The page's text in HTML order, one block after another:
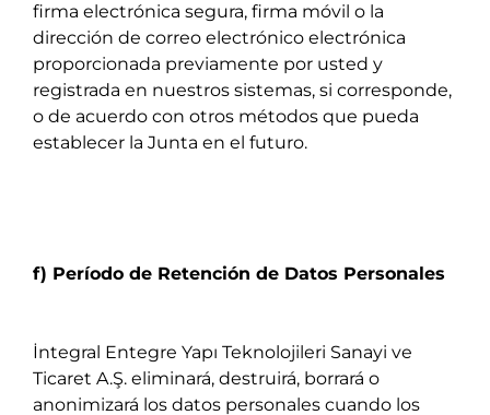
firma electrónica segura, firma móvil o la
dirección de correo electrónico electrónica
proporcionada previamente por usted y
registrada en nuestros sistemas, si corresponde,
o de acuerdo con otros métodos que pueda
establecer la Junta en el futuro.
f) Período de Retención de Datos Personales
İntegral Entegre Yapı Teknolojileri Sanayi ve
Ticaret A.Ş. eliminará, destruirá, borrará o
anonimizará los datos personales cuando los